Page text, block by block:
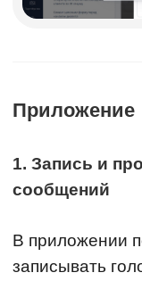
Приложение
1. Запись и
сообщений
В приложении
записывать